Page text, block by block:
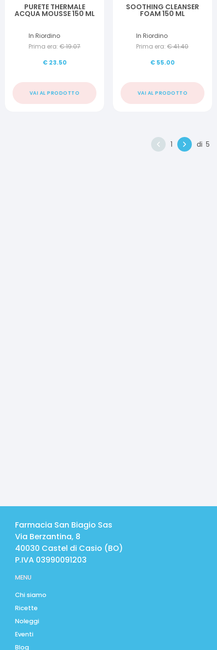
PURETE THERMALE
ACQUA MOUSSE 150 ML
In Riordino
Prima era: €19.07
€ 23.50
VAI AL PRODOTTO
SOOTHING CLEANSER
FOAM 150 ML
In Riordino
Prima era: €41.40
€ 55.00
VAI AL PRODOTTO
1 di 5
Farmacia San Biagio Sas
Via Berzantina, 8
40030 Castel di Casio (BO)
P.IVA 03990091203
MENU
Chi siamo
Ricette
Noleggi
Eventi
Blog